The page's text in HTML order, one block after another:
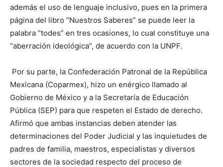
además el uso de lenguaje inclusivo, pues en la primera
página del libro “Nuestros Saberes” se puede leer la
palabra “todes” en tres ocasiones, lo cual constituye una
“aberración ideológica”, de acuerdo con la UNPF.
Por su parte, la Confederación Patronal de la República
Mexicana (Coparmex), hizo un enérgico llamado al
Gobierno de México y a la Secretaría de Educación
Pública (SEP) para que respeten el Estado de derecho.
Afirmó que ambas instancias deben atender las
determinaciones del Poder Judicial y las inquietudes de
padres de familia, maestros, especialistas y diversos
sectores de la sociedad respecto del proceso de